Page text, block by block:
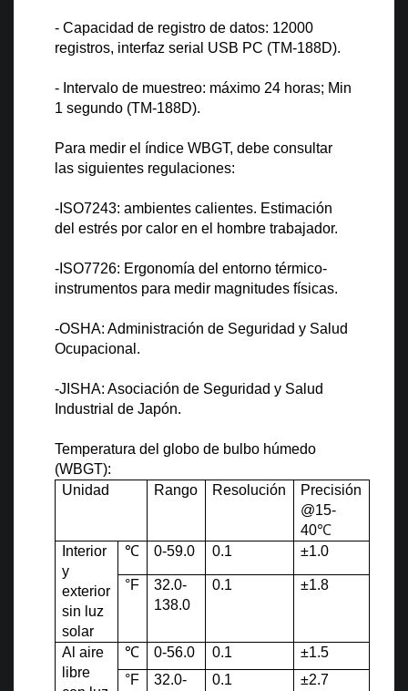
- Capacidad de registro de datos: 12000
registros, interfaz serial USB PC (TM-188D).
- Intervalo de muestreo: máximo 24 horas; Min
1 segundo (TM-188D).
Para medir el índice WBGT, debe consultar
las siguientes regulaciones:
-ISO7243: ambientes calientes. Estimación
del estrés por calor en el hombre trabajador.
-ISO7726: Ergonomía del entorno térmico-
instrumentos para medir magnitudes físicas.
-OSHA: Administración de Seguridad y Salud
Ocupacional.
-JISHA: Asociación de Seguridad y Salud
Industrial de Japón.
Temperatura del globo de bulbo húmedo
(WBGT):
Unidad
Rango Resolución
Precisión
@15-
40℃
Interior
y
exterior
sin luz
solar
℃ 0-59.0 0.1 ±1.0
°F
32.0-
138.0
0.1 ±1.8
Al aire
libre
℃ 0-56.0 0.1
±1.5
°F 32.0- 0.1 ±2.7